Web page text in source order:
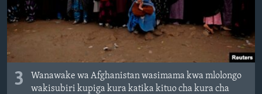
3
Wanawake wa Afghanistan wasimama kwa mlolongo
wakisubiri kupiga kura katika kituo cha kura cha